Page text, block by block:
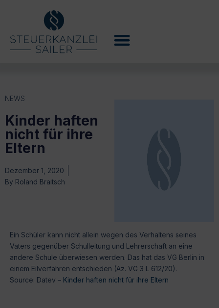
NEWS
Kinder haften
nicht für ihre
Eltern
Dezember 1, 2020
By Roland Braitsch
Ein Schüler kann nicht allein wegen des Verhaltens seines
Vaters gegenüber Schulleitung und Lehrerschaft an eine
andere Schule überwiesen werden. Das hat das VG Berlin in
einem Eilverfahren entschieden (Az. VG 3 L 612/20).
Source: Datev – Kinder haften nicht für ihre Eltern